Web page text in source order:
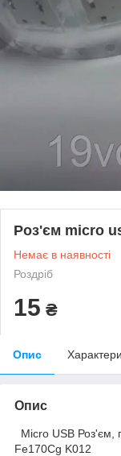
Роз'єм micro
Немає в наявності
Роздріб
15 ₴
Опис
Опис
Micro USB Роз'єм,
Fe170Cg K012